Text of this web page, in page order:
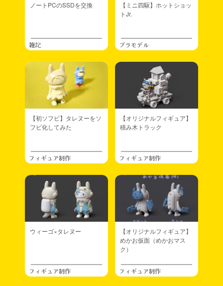
ノートPCのSSDを交換
雑記
【ミニ四駆】ホットショッ
トJr.
プラモデル
【初ソフビ】タレヌーをソ
フビ化してみた
フィギュア制作
【オリジナルフィギュア】
積み木トラック
フィギュア制作
ウィーゴ×タレヌー
フィギュア制作
【オリジナルフィギュア】
めかお仮面（めかおマス
ク）
フィギュア制作